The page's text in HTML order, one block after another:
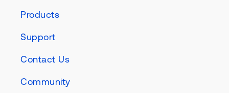
Products
Support
Contact Us
Community